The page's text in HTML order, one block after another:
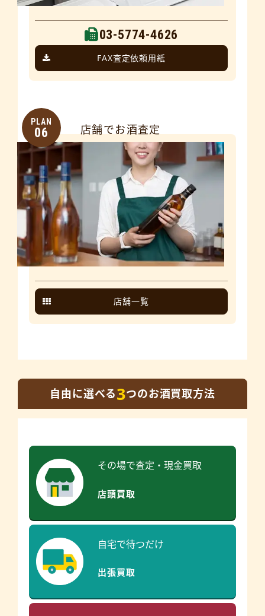
03-5774-4626
FAX査定依頼用紙
PLAN
06 店舗でお酒査定
店舗一覧
自由に選べる3つのお酒買取方法
その場で査定・現金買取
店頭買取
自宅で待つだけ
出張買取